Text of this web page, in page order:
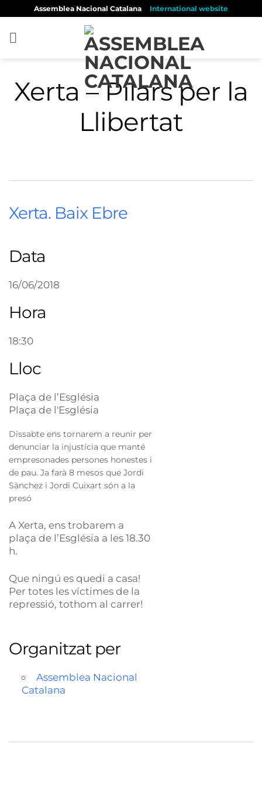
content
Assemblea Nacional Catalana International website
Xerta – Pilars per la
Llibertat
Xerta. Baix Ebre
Data
16/06/2018
Hora
18:30
Lloc
Plaça de l’Església
Plaça de l'Església
Dissabte ens tornarem a reunir per
denunciar la injustícia que manté
empresonades persones honestes i
de pau. Ja farà 8 mesos que Jordi
Sànchez i Jordi Cuixart són a la
presó
A Xerta, ens trobarem a
plaça de l’Església a les 18.30
h.
Que ningú es quedi a casa!
Per totes les víctimes de la
repressió, tothom al carrer!
Organitzat per
Assemblea Nacional
Catalana